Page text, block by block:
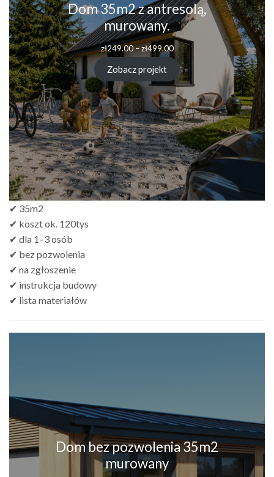
Dom 35m2 z antresolą,
murowany.
zł249.00–zł499.00Zakres
cen:
od
zł249.00
do
zł499.00
Zobacz projekt
✔ 35m2
✔ koszt ok. 120tys
✔ dla 1–3 osób
✔ bez pozwolenia
✔ na zgłoszenie
✔ instrukcja budowy
✔ lista materiałów
Dom bez pozwolenia 35m2
murowany